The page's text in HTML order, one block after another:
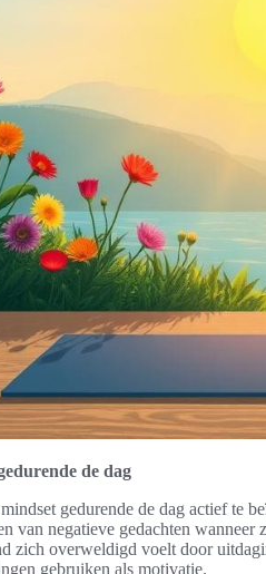
de dag
gedurende de dag actief te
van negatieve gedachten
zich overweldigd voelt door
gebruiken als motivatie.